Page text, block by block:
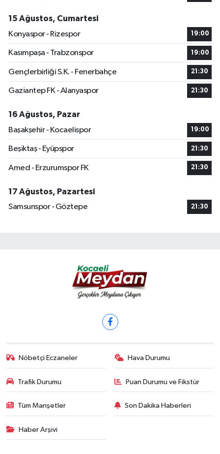
15 Ağustos, Cumartesi
Konyaspor - Rizespor
19:00
Kasımpaşa - Trabzonspor 19:00
Gençlerbirliği S.K. - Fenerbahçe 21:30
Gaziantep FK - Alanyaspor 21:30
16 Ağustos, Pazar
Başakşehir - Kocaelispor
19:00
Beşiktaş - Eyüpspor 21:30
Amed - Erzurumspor FK 21:30
17 Ağustos, Pazartesi
Samsunspor - Göztepe
21:30
Nöbetçi Eczaneler Hava Durumu
Trafik Durumu Puan Durumu ve Fikstür
Tüm Manşetler Son Dakika Haberleri
Haber Arşivi